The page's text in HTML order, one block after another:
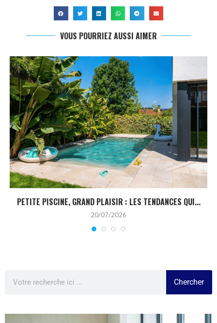
VOUS POURRIEZ AUSSI AIMER
PETITE PISCINE, GRAND PLAISIR : LES TENDANCES QUI...
20/07/2026
Chercher